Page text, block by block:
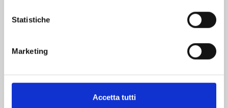
Statistiche
Marketing
Accetta tutti
19/11/2024
€ 5,90